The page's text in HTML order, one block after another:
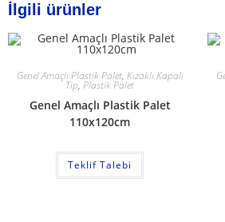
İlgili ürünler
Genel Amaçlı Plastik Palet, Kızaklı Kapalı
Tip, Plastik Palet
Genel Amaçlı Plastik Palet
110x120cm
Teklif Talebi